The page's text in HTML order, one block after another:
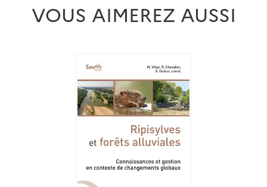
VOUS AIMEREZ AUSSI